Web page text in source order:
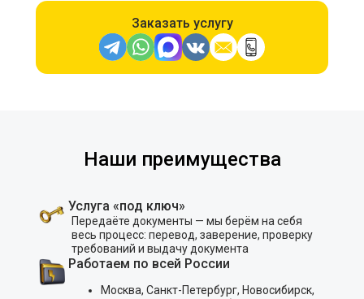
Заказать услугу
Наши преимущества
Услуга «под ключ»
Передаёте документы — мы берём на себя
весь процесс: перевод, заверение, проверку
требований и выдачу документа
Работаем по всей России
Москва, Санкт-Петербург, Новосибирск,